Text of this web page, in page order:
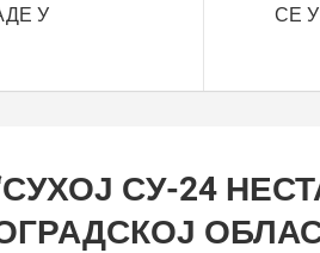
У
СЕ
СУХОЈ СУ-24